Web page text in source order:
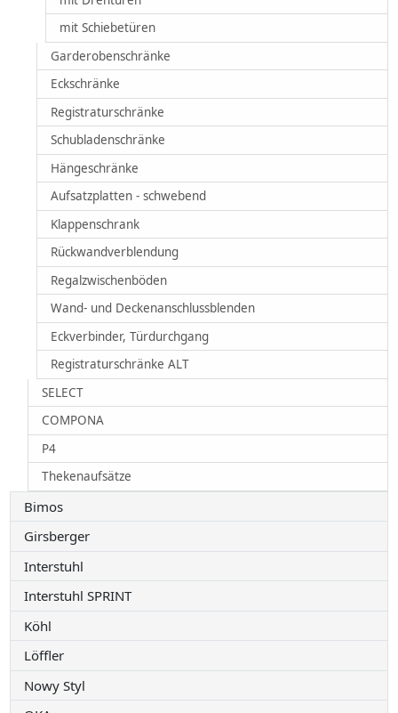
mit Schiebetüren
Garderobenschränke
Eckschränke
Registraturschränke
Schubladenschränke
Hängeschränke
Aufsatzplatten - schwebend
Klappenschrank
Rückwandverblendung
Regalzwischenböden
Wand- und Deckenanschlussblenden
Eckverbinder, Türdurchgang
Registraturschränke ALT
SELECT
COMPONA
P4
Thekenaufsätze
Bimos
Girsberger
Interstuhl
Interstuhl SPRINT
Köhl
Löffler
Nowy Styl